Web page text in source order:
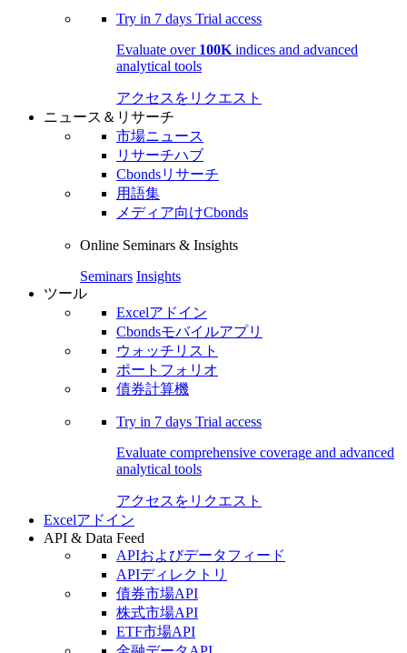
Try in 7 days Trial access
Evaluate over 100K indices and advanced
analytical tools
アクセスをリクエスト
ニュース＆リサーチ
市場ニュース
リサーチハブ
Cbondsリサーチ
用語集
メディア向けCbonds
Online Seminars & Insights
Seminars Insights
ツール
Excelアドイン
Cbondsモバイルアプリ
ウォッチリスト
ポートフォリオ
債券計算機
Try in 7 days Trial access
Evaluate comprehensive coverage and advanced
analytical tools
アクセスをリクエスト
Excelアドイン
API & Data Feed
APIおよびデータフィード
APIディレクトリ
債券市場API
株式市場API
ETF市場API